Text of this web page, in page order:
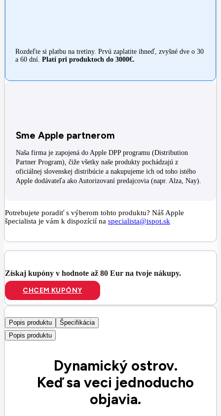
Rozdeľte si platbu na tretiny. Prvú zaplatite ihneď, zvyšné dve o 30
a 60 dní. Platí pri produktoch do 3000€.
Sme Apple partnerom
Naša firma je zapojená do Apple DPP programu (Distribution
Partner Program), čiže všetky naše produkty pochádzajú z
oficiálnej slovenskej distribúcie a nakupujeme ich od toho istého
Apple dodávateľa ako Autorizovaní predajcovia (napr. Alza, Nay).
Potrebujete poradiť s výberom tohto produktu? Náš Apple
špecialista je vám k dispozícií na specialista@ispot.sk
Získaj kupóny v hodnote až 80 Eur na tvoje nákupy.
CHCEM KUPÓNY
Popis produktu
Špecifikácia
Popis produktu
Dynamický ostrov.
Keď sa veci jednoducho
objavia.